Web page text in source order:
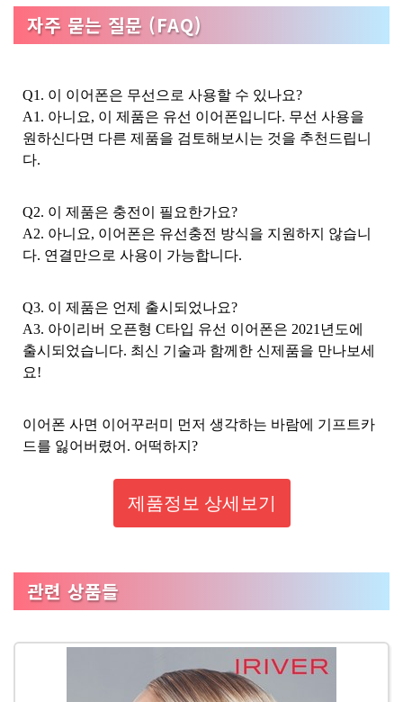
자주 묻는 질문 (FAQ)
Q1. 이 이어폰은 무선으로 사용할 수 있나요?
A1. 아니요, 이 제품은 유선 이어폰입니다. 무선 사용을
원하신다면 다른 제품을 검토해보시는 것을 추천드립니
다.
Q2. 이 제품은 충전이 필요한가요?
A2. 아니요, 이어폰은 유선충전 방식을 지원하지 않습니
다. 연결만으로 사용이 가능합니다.
Q3. 이 제품은 언제 출시되었나요?
A3. 아이리버 오픈형 C타입 유선 이어폰은 2021년도에
출시되었습니다. 최신 기술과 함께한 신제품을 만나보세
요!
이어폰 사면 이어꾸러미 먼저 생각하는 바람에 기프트카
드를 잃어버렸어. 어떡하지?
제품정보 상세보기
관련 상품들